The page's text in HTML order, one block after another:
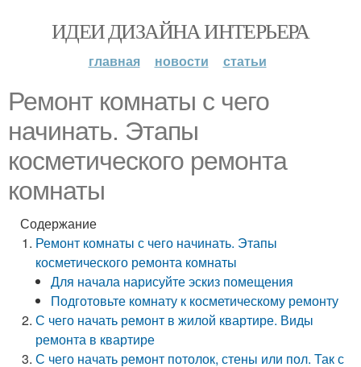
ИДЕИ ДИЗАЙНА ИНТЕРЬЕРА
главная новости статьи
Ремонт комнаты с чего
начинать. Этапы
косметического ремонта
комнаты
Содержание
Ремонт комнаты с чего начинать. Этапы
косметического ремонта комнаты
Для начала нарисуйте эскиз помещения
Подготовьте комнату к косметическому ремонту
С чего начать ремонт в жилой квартире. Виды
ремонта в квартире
С чего начать ремонт потолок, стены или пол. Так с